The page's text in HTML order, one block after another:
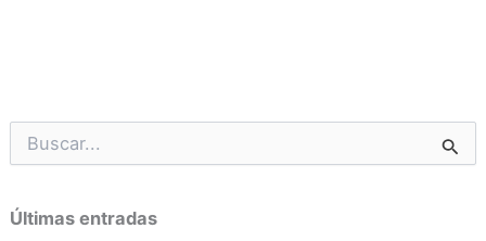
u
c
a
Últimas entradas